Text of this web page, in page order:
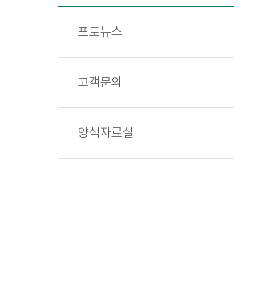
포토뉴스
고객문의
양식자료실